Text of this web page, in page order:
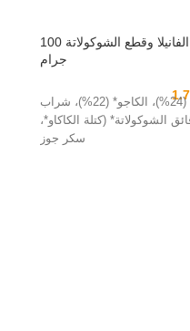
كوكي كات – كوكيز صغيرة بنكهة الفانيلا وقطع الشوكولاتة 100
جرام
رقائق الشوفان الخالية من الغلوتين* (24%)، الكاجو* (22%)، شراب
الشوكولاتة* (كتلة الكاكاو*،
سكر جوز